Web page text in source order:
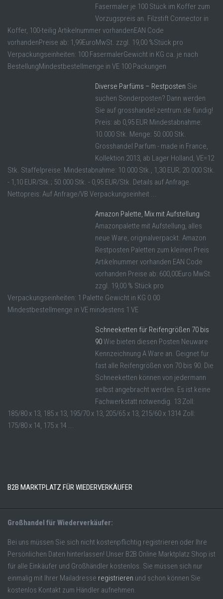
Fasermaler je 100 Stück im Koffer zum
Vorzugspreis an. Filzstift Connector in
Koffer, 100-teilig Artikelnummer vorhandenEAN Code
vorhandenPreise ab: 1,99EuroMwSt. zzgl. 19,00 %Stück pro
Verpackungseinheiten: 100 FasermalerGewicht in KG ca. je nach
BestellungMindestbestellmenge in VE 100 Packungen
Diverse Parfüms – Restposten Sie
suchen Sonderposten? Dann werden
Sie auf grosshandel-zentrum.de fündig!
Preis: ab 0,95 EUR Mindestabnahme:
10.000 Stk. Menge: 50.000 Stk.
Grosshandel Parfum - made in France,
Kollektion 2013, ab Lager Holland, VE=12
Stk. Staffelpreise: Mindestabnahme: 10.000 Stk., 1,30 EUR; 20.000 Stk.
- 1,10 EUR/Stk.; 50.000 Stk. - 0,95 EUR/Stk. Details auf Anfrage.
Nettopreis: Auf Anfrage/VB Verpackungseinheit ...
Amazon Palette, Mix mit Aufstellung
Amazonpalette mit Aufstellung, alles
neue Ware, originalverpackt. Amazon
Restposten Paletten zum kleinen Preis
Artikelnummer vorhanden EAN Code
vorhanden Preise ab: 600,00Euro MwSt.
zzgl. 19,00 % Stück pro
Verpackungseinheiten: 1 Palette Gewicht in KG 0.00
Mindestbestellmenge in VE mindestens 1 VE
Schneeketten für Reifengrößen 70 bis
90Wie bieten diesen Posten Neuware
Kennzeichnung A Ware an. Geignet für
fast alle Reifengrößen von 70 bis 90. Die
Schneeketten können von jedermann
selbst angebracht werden. Es ist keine
Fachwerkstatt notwendig. 13 Zoll:
185/80 x 13, 185 x 13, 195/70 x 13, 205/65 x 13, 215/60 x 1314 Zoll:
175/80 x 14, 175 x 14 ...
B2B MARKTPLATZ FÜR WIEDERVERKÄUFER
Großhandel für Wiederverkäufer:
Bei uns müssen Sie sich nicht kostenpflichtig registrieren oder Ihre
Persönlichen Daten hinterlassen! Unser B2B Online Marktplatz Shop ist
für alle Einkäufer und Großhändler kostenlos. Sie müssen sich nur
einmalig mit Ihrer Mailadresse registrieren und schon können Sie
kostenlos Kontakt zum Händler aufnehmen.